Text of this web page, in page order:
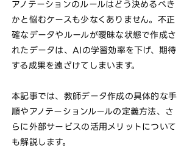
アノテーションのルールはどう決めるべき
かと悩むケースも少なくありません。不正
確なデータやルールが曖昧な状態で作成さ
れたデータは、AIの学習効率を下げ、期待
する成果を遠ざけてしまいます。
本記事では、教師データ作成の具体的な手
順やアノテーションルールの定義方法、さ
らに外部サービスの活用メリットについて
も解説します。